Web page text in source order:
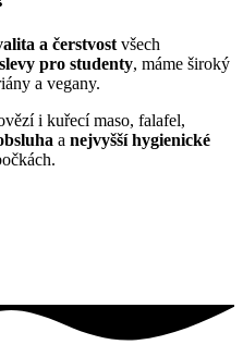
a čerstvost všech
slevy pro studenty, máme široký
a vegany.
i kuřecí maso, falafel,
a nejvyšší hygienické